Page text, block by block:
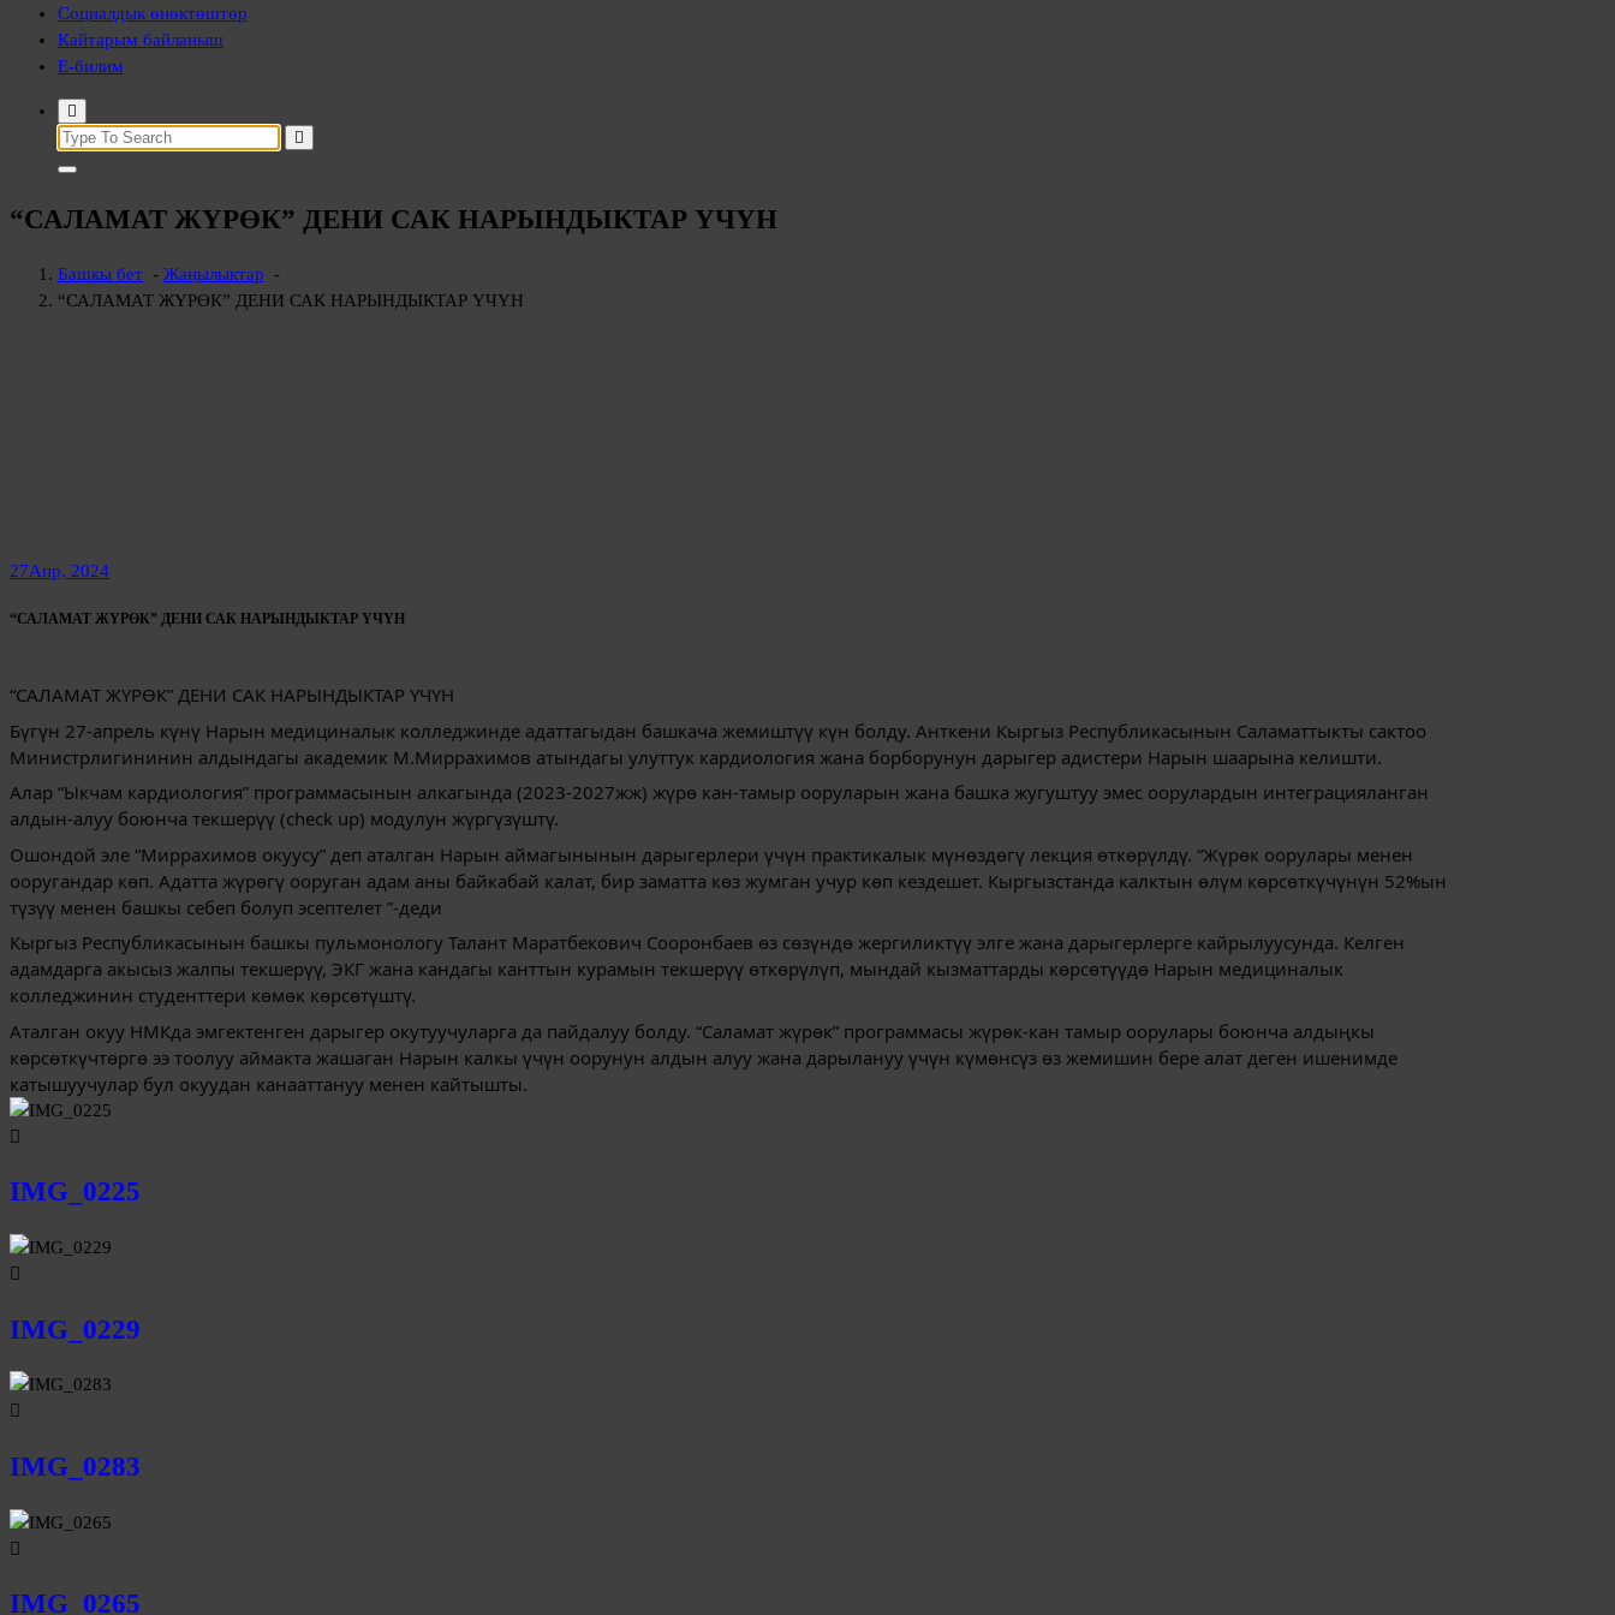
Социалдык өнөктөштөр
Кайтарым байланыш
Е-билим
“САЛАМАТ ЖҮРӨК” ДЕНИ САК НАРЫНДЫКТАР ҮЧҮН
Башкы бет - Жаңылыктар -
“САЛАМАТ ЖҮРӨК” ДЕНИ САК НАРЫНДЫКТАР ҮЧҮН
27Апр, 2024
“САЛАМАТ ЖҮРӨК” ДЕНИ САК НАРЫНДЫКТАР ҮЧҮН
“САЛАМАТ ЖҮРӨК” ДЕНИ САК НАРЫНДЫКТАР ҮЧҮН
Бүгүн 27-апрель күнү Нарын медициналык колледжинде адаттагыдан башкача жемиштүү күн болду. Анткени Кыргыз Республикасынын Саламаттыкты сактоо
Министрлигининин алдындагы академик М.Миррахимов атындагы улуттук кардиология жана борборунун дарыгер адистери Нарын шаарына келишти.
Алар “Ыкчам кардиология” программасынын алкагында (2023-2027жж) жүрө кан-тамыр ооруларын жана башка жугуштуу эмес оорулардын интеграцияланган
алдын-алуу боюнча текшерүү (check up) модулун жүргүзүштү.
Ошондой эле “Миррахимов окуусу” деп аталган Нарын аймагынынын дарыгерлери үчүн практикалык мүнөздөгү лекция өткөрүлдү. “Жүрөк оорулары менен
ооругандар көп. Адатта жүрөгү ооруган адам аны байкабай калат, бир заматта көз жумган учур көп кездешет. Кыргызстанда калктын өлүм көрсөткүчүнүн 52%ын
түзүү менен башкы себеп болуп эсептелет ”-деди
Кыргыз Республикасынын башкы пульмонологу Талант Маратбекович Сооронбаев өз сөзүндө жергиликтүү элге жана дарыгерлерге кайрылуусунда. Келген
адамдарга акысыз жалпы текшерүү, ЭКГ жана кандагы канттын курамын текшерүү өткөрүлүп, мындай кызматтарды көрсөтүүдө Нарын медициналык
колледжинин студенттери көмөк көрсөтүштү.
Аталган окуу НМКда эмгектенген дарыгер окутуучуларга да пайдалуу болду. “Саламат жүрөк” программасы жүрөк-кан тамыр оорулары боюнча алдыңкы
көрсөткүчтөргө ээ тоолуу аймакта жашаган Нарын калкы үчүн оорунун алдын алуу жана дарылануу үчүн күмөнсүз өз жемишин бере алат деген ишенимде
катышуучулар бул окуудан канааттануу менен кайтышты.
IMG_0225
IMG_0229
IMG_0283
IMG_0265